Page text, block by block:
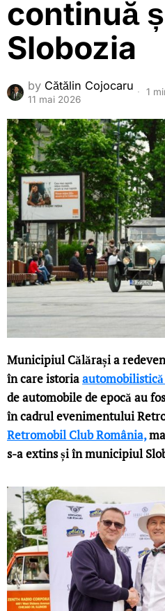
continuă
Slobozia
by Cătălin Cojocaru
11 mai 2026
1
Municipiul Călărași a
în care istoria
de automobile de epocă au
în cadrul evenimentului
Retromobil Club România,
s-a extins și în municipiul